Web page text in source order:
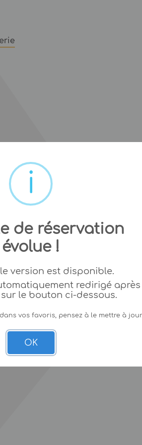
de réservation
évolue !
version est disponible.
redirigé après
le bouton ci-dessous.
vos favoris, pensez à le mettre à
OK